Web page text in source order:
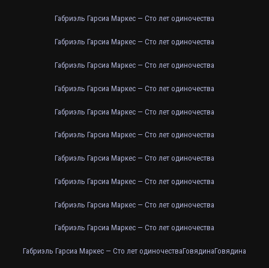
Габриэль Гарсиа Маркес — Сто лет одиночества
Габриэль Гарсиа Маркес — Сто лет одиночества
Габриэль Гарсиа Маркес — Сто лет одиночества
Габриэль Гарсиа Маркес — Сто лет одиночества
Габриэль Гарсиа Маркес — Сто лет одиночества
Габриэль Гарсиа Маркес — Сто лет одиночества
Габриэль Гарсиа Маркес — Сто лет одиночества
Габриэль Гарсиа Маркес — Сто лет одиночества
Габриэль Гарсиа Маркес — Сто лет одиночества
Габриэль Гарсиа Маркес — Сто лет одиночества
Габриэль Гарсиа Маркес — Сто лет одиночестваГовядинаГовядина